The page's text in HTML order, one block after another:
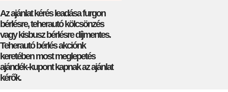
Az ajánlat kérés leadása furgon
bérlésre, teherautó kölcsönzés
vagy kisbusz bérlésre díjmentes.
Teherautó bérlés akciónk
keretében most meglepetés
ajándék-kupont kapnak az ajánlat
kérők.